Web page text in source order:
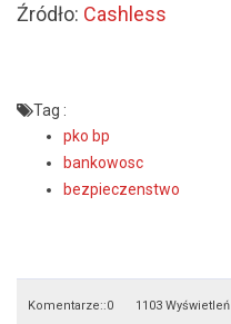
Źródło: Cashless
Tag :
pko bp
bankowosc
bezpieczenstwo
Komentarze::0 1103 Wyświetleń